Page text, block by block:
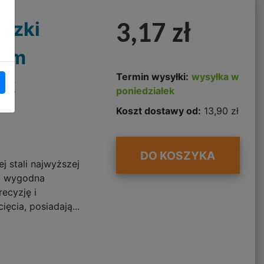
stali najwyższej
wygodna
i
posiadają...
3,17 zł
Termin wysyłki: wysyłka w
poniedziałek
Koszt dostawy od: 13,90 zł
DO KOSZYKA